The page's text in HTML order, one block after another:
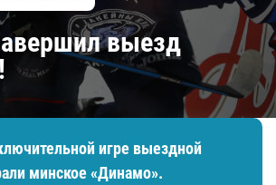
выезд
игре выездной
минское «Динамо».